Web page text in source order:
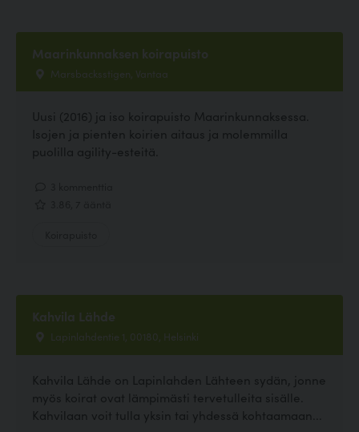
Maarinkunnaksen koirapuisto
Marsbacksstigen, Vantaa
Uusi (2016) ja iso koirapuisto Maarinkunnaksessa.
Isojen ja pienten koirien aitaus ja molemmilla
puolilla agility-esteitä.
Kahvila Lähde
Lapinlahdentie 1, 00180, Helsinki
Kahvila Lähde on Lapinlahden Lähteen sydän, jonne
myös koirat ovat lämpimästi tervetulleita sisälle.
Kahvilaan voit tulla yksin tai yhdessä kohtaamaan...